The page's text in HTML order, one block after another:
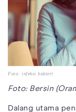
Foto: infeksi bakteri
Foto: Bersin
Dalang utama